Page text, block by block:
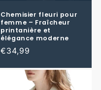
Chemisier fleuri pour
femme – Fraîcheur
printanière et
élégance moderne
Prix
€34,99